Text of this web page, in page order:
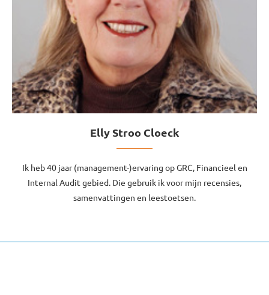
Elly Stroo Cloeck
Ik heb 40 jaar (management-)ervaring op GRC, Financieel en
Internal Audit gebied. Die gebruik ik voor mijn recensies,
samenvattingen en leestoetsen.